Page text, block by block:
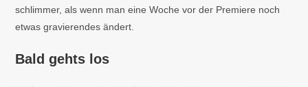
schlimmer, als wenn man eine Woche vor der Premiere noch
etwas gravierendes ändert.
Bald gehts los